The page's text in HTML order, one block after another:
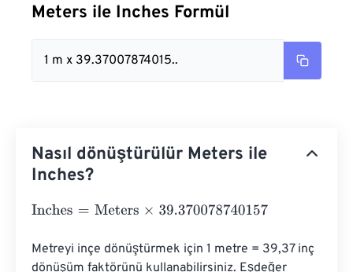
Meters ile Inches Formül
1 m x 39.37007874015..
Nasıl dönüştürülür Meters ile
Inches?
Inches= Meters×39.370078740157
Metreyi inçe dönüştürmek için 1 metre = 39,37 inç
dönüşüm faktörünü kullanabilirsiniz. Eşdeğer